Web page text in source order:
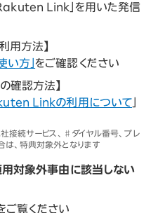
Link」を用いた発信
用方法】
い方」 をご確認ください
確認方法】
Linkの利用について
接続サービス、♯ダイヤル番号、プレ
は、特典対象外となります
対象外事由に該当しない
ご覧ください